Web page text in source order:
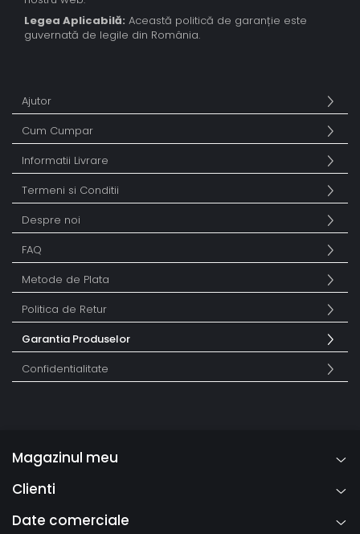
Legea Aplicabilă: Această politică de garanție este
guvernată de legile din România.
Ajutor
Cum Cumpar
Informatii Livrare
Termeni si Conditii
Despre noi
FAQ
Metode de Plata
Politica de Retur
Garantia Produselor
Confidentialitate
Magazinul meu
Clienti
Date comerciale